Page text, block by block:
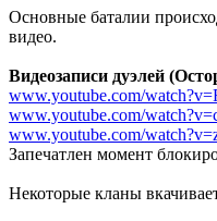
Основные баталии
видео.
Видеозаписи дуэлей
www.youtube.com/
www.youtube.com/
www.youtube.com/
Запечатлен момент
Некоторые кланы